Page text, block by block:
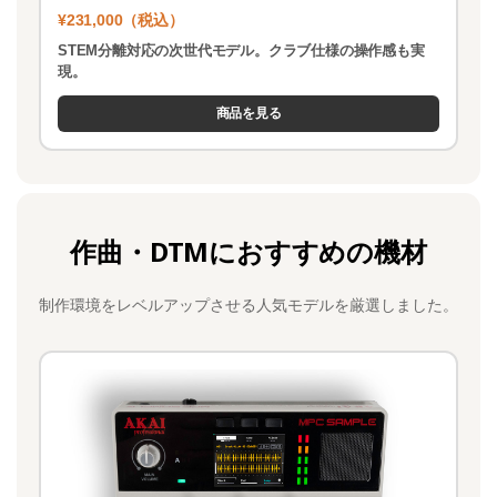
¥231,000（税込）
STEM分離対応の次世代モデル。クラブ仕様の操作感も実
現。
商品を見る
作曲・DTMにおすすめの機材
制作環境をレベルアップさせる人気モデルを厳選しました。